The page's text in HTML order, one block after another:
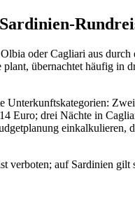
oder Cagliari aus
übernachtet häufig
Unterkunftskategorien:
Euro; drei Nächte in
auf Sardinien